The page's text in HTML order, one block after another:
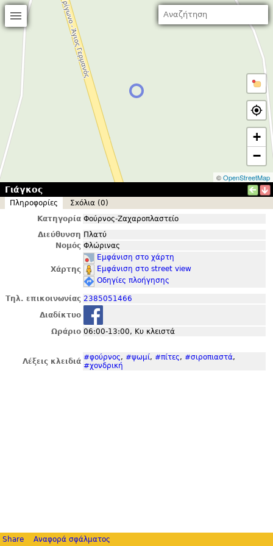
+
−
©OpenStreetMap
Γιάγκος
Πληροφορίες
Σxόλια (0)
Κατηγορία Φούρνος-Ζαχαροπλαστείο
Διεύθυνση Πλατύ
Νομός Φλώρινας
Χάρτης
Εμφάνιση στο χάρτη
Εμφάνιση στο street view
Οδηγίες πλοήγησης
Τηλ. επικοινωνίας 2385051466
Διαδίκτυο
Ωράριο 06:00-13:00, Κυ κλειστά
Λέξεις κλειδιά #φούρνος, #ψωμί, #πίτες, #σιροπιαστά,
#χονδρική
Share Αναφορά σφάλματος